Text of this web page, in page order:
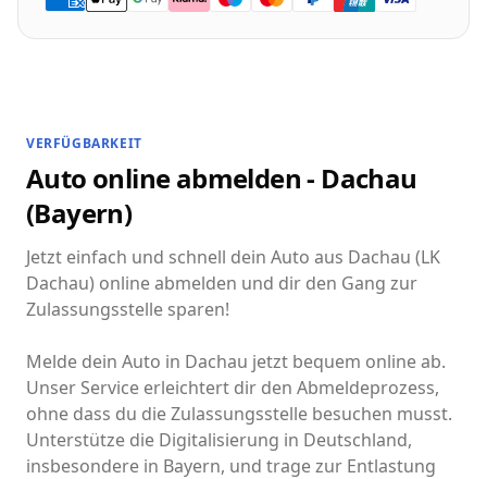
VERFÜGBARKEIT
Auto online abmelden - Dachau
(Bayern)
Jetzt einfach und schnell dein Auto aus Dachau (LK
Dachau) online abmelden und dir den Gang zur
Zulassungsstelle sparen!
Melde dein Auto in Dachau jetzt bequem online ab.
Unser Service erleichtert dir den Abmeldeprozess,
ohne dass du die Zulassungsstelle besuchen musst.
Unterstütze die Digitalisierung in Deutschland,
insbesondere in Bayern, und trage zur Entlastung